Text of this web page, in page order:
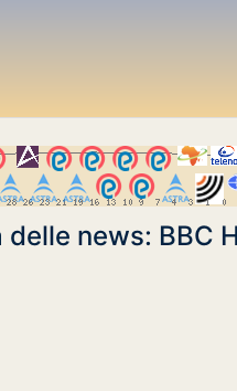
delle news: BBC